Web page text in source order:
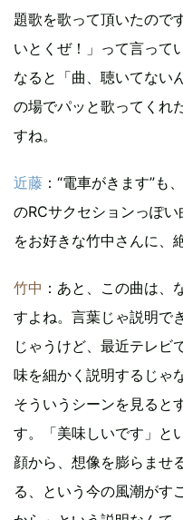
題歌を歌って頂いたので
いとくぜ！」って言って
なると「曲、聴いてない
の場でパッと歌ってくれ
すね。
近藤 ：“電車がきます”も
のRCサクセションっぽ
をお好きな竹中さんに、
竹中 ：あと、この曲は、
すよね。言葉じゃ説明で
じゃうけど、最近テレビ
味を細かく説明するじゃ
そういうシーンを見ると
す。「美味しいです」と
顔から、想像を膨らませ
る、という今の風潮がす